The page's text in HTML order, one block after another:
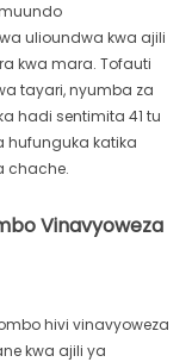
ulioundwa kwa ajili
kwa mara. Tofauti
tayari, nyumba za
hadi sentimita 41 tu
hufunguka katika
chache.
Vinavyoweza
hivi vinavyoweza
kwa ajili ya